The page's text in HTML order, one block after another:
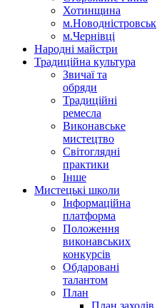
Хотинщина
м.Новодністровськ
м.Чернівці
Народні майстри
Традиційна культура
Звичаї та
обряди
Традиційні
ремесла
Виконавське
мистецтво
Світоглядні
практики
Інше
Мистецькі школи
Інформаційна
платформа
Положення
виконавських
конкурсів
Обдаровані
талантом
План
План заходів